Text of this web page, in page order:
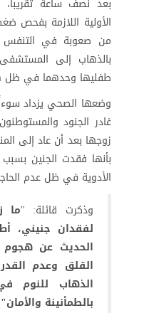
الأولية اللازمة
من صعوبة في التنفس
بالذهاب إلى
طفليها وحدهما في ظل
وضعها الصحي يزداد
غادر الجنود
زوجها بعد أن عاد إلى
بأنها فقدت الجنين
الأدوية في ظل عدم
وذكرت قائلة: "ما
لفقدان جنيني،
الحديث عن هجوم
القلق وعدم
الذهاب للنوم
بالطمأنينة